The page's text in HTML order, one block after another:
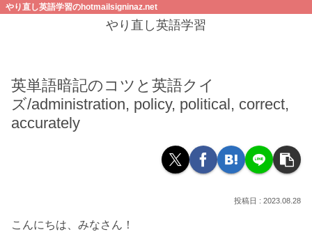
やり直し英語学習のhotmailsigninaz.net
やり直し英語学習
英単語暗記のコツと英語クイ
ズ/administration, policy, political, correct,
accurately
2023.08.28
こんにちは、みなさん！